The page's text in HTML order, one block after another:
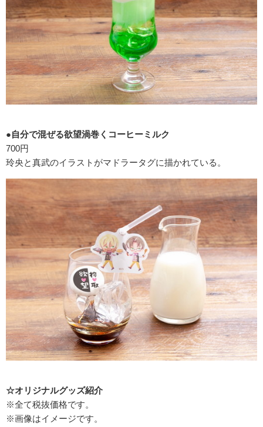
●自分で混ぜる欲望渦巻くコーヒーミルク
700円
玲央と真武のイラストがマドラータグに描かれている。
☆オリジナルグッズ紹介
※全て税抜価格です。
※画像はイメージです。